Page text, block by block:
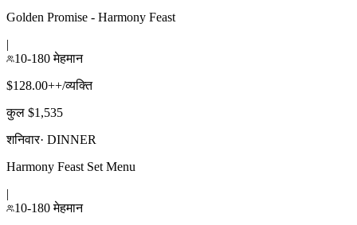
Golden Promise - Harmony Feast
|
10-180 मेहमान
$128.00++/व्यक्ति
कुल $1,535
शनिवार· DINNER
Harmony Feast Set Menu
|
10-180 मेहमान